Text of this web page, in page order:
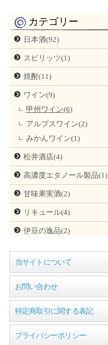
カテゴリー
日本酒(92)
スピリッツ(1)
焼酎(11)
ワイン(9)
甲州ワイン(6)
アルプスワイン(2)
みかんワイン(1)
松井酒店(4)
高濃度エタノール製品(1)
甘味果実酒(2)
リキュール(4)
伊豆の逸品(2)
当サイトについて
お問い合わせ
特定商取引に関する表記
プライバシーポリシー